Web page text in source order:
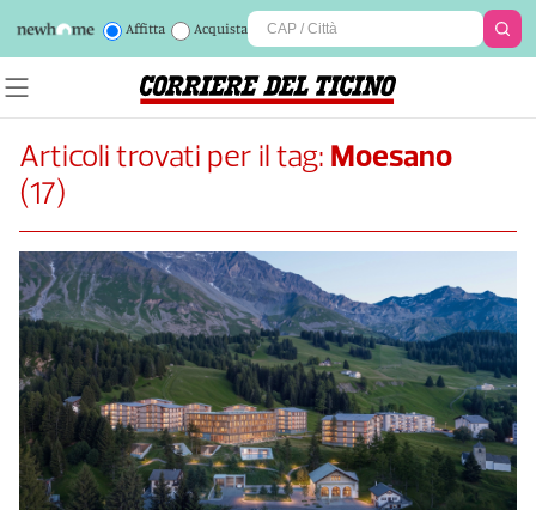
Affitta Acquista
Articoli trovati per il tag: Moesano
(17)